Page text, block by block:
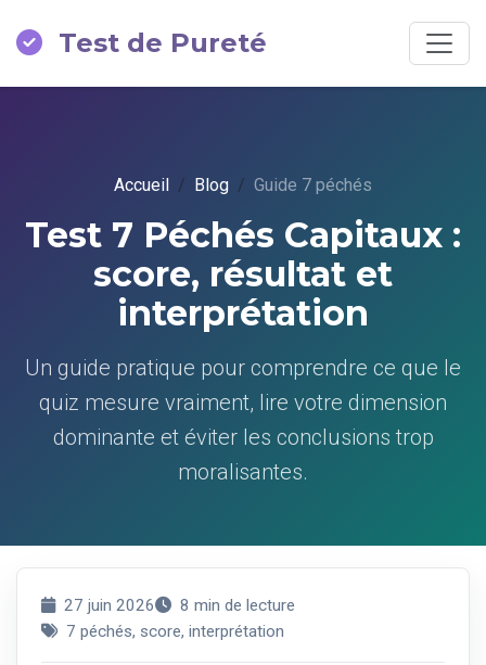
Test de Pureté
Accueil Blog Guide 7 péchés
Test 7 Péchés Capitaux :
score, résultat et
interprétation
Un guide pratique pour comprendre ce que le
quiz mesure vraiment, lire votre dimension
dominante et éviter les conclusions trop
moralisantes.
27 juin 2026
8 min de lecture
7 péchés, score, interprétation